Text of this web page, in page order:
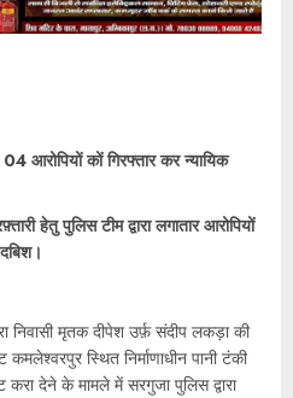
04 आरोपियों कों गिरफ्तार कर न्यायिक
हेतु पुलिस टीम द्वारा लगातार आरोपियों
निवासी मृतक दीपेश उर्फ़ संदीप लकड़ा की
स्थित निर्माणाधीन पानी टंकी
देने के मामले में सरगुजा पुलिस द्वारा